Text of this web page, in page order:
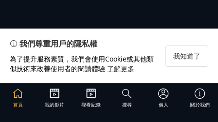
首頁 我的影片 觀看紀錄 搜尋 個人 關於我們
我們尊重用戶的隱私權
為了提升服務素質，我們會使用Cookie或其他類
似技術來改善使用者的閱讀體驗 了解更多
我知道了